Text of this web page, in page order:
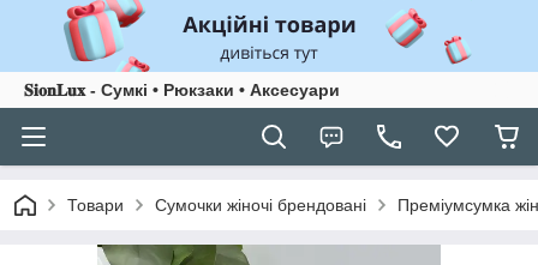
𝐒𝐢𝐨𝐧𝐋𝐮𝐱 - Сумкі • Рюкзаки • Аксесуари
Товари Сумочки жіночі брендовані Преміумсумка